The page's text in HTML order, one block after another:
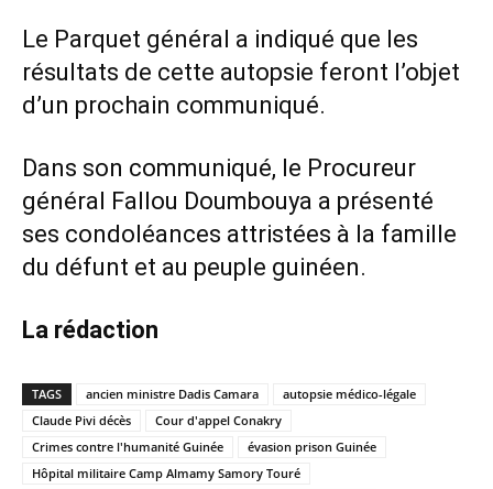
Le Parquet général a indiqué que les
résultats de cette autopsie feront l’objet
d’un prochain communiqué.
Dans son communiqué, le Procureur
général Fallou Doumbouya a présenté
ses condoléances attristées à la famille
du défunt et au peuple guinéen.
La rédaction
TAGS ancien ministre Dadis Camara
autopsie médico-légale
Claude Pivi décès
Cour d'appel Conakry
Crimes contre l'humanité Guinée
évasion prison Guinée
Hôpital militaire Camp Almamy Samory Touré